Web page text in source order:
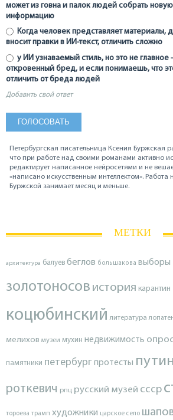
может из говна и палок людей собрать
информацию
Когда человек представляет материалы,
вносит правки в ИИ-текст, отличить сложно
у ИИ узнаваемый стиль, но это не главное
откровенный бред, и если понимаешь, что
отличить от бреда людей
Добавить свой ответ
Петербургская писательница Ксения Буржская
что при работе над своими романами активно
редактирует написанное нейросетями и не
«написано искусственным интеллектом».
Буржской занимает месяц и меньше.
МЕТКИ
архитектура балуев беглов большакова выборы
золотоносов история карантин
коцюбинский литература
мелихов музеи мухин недвижимость
памятники петербургпротесты путин
роткевич рпц русский музей ссср
тороева трамп художники царское село